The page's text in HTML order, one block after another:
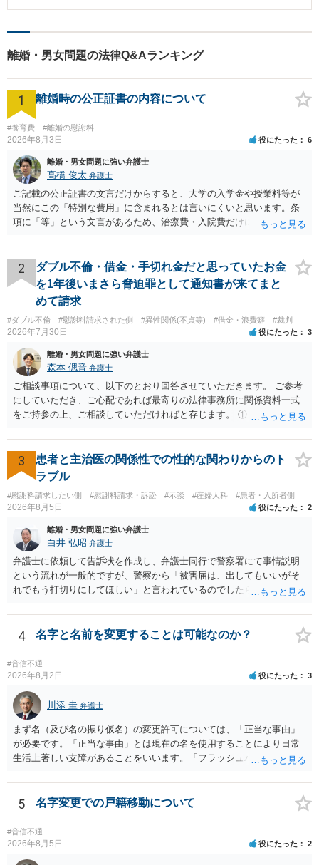
不倫慰謝料330万円を一括で支払わせることに成功。
離婚・男女問題の法律Q&Aランキング
1 離婚時の公正証書の内容について
#養育費 #離婚の慰謝料
2026年8月3日 役にたった 6
離婚・男女問題に強い弁護士
髙橋 俊太 弁護士
ご記載の公正証書の文言だけからすると、大学の入学金や授業料等が
当然にこの「特別な費用」に含まれるとは言いにくいと思います。条
項に「等」という文言があるため、治療費・入院費だけに限定される
れていますので、通常は、病気や事故によって臨時に必要となった医
療費その他これに類する特別支出を念頭に置いた条項と読むのが自然
です。したがって、大学の入学金、授業料、受験費用などの教育費に
ついてまで、「この条項があるから当然に半額を請求できる」とまで
は言いにくいと思われます。なお、通常、大学進学費用をどこまで負
担すべきかについては、離婚時の合意内容のほか、子どもの年齢、大
学進学についての父母の認識、父母の学歴・収入・資産状況、進学先
や費用などを踏まえて個別に検討することになります。公正証書の他
の条項において、養育費の終期についてどのように定められている
か、大学進学に関する定めの有無、「教育費」「進学費用」に関する
定めの有無等について確認する必要があると考えられます。
2
ダブル不倫・借金・手切れ金だと思っていたお金
を1年後いまさら脅迫罪として通知書が来てまと
めて請求
#ダブル不倫 #慰謝料請求された側 #異性関係(不貞等) #借金・浪費癖 #裁判
2026年7月30日 役にたった 3
離婚・男女問題に強い弁護士
森本 偲音 弁護士
ご相談事項について、以下のとおり回答させていただきます。 ご参考
にしていただき、ご心配であれば最寄りの法律事務所に関係資料一式
をご持参の上、ご相談していただければと存じます。 ① このLINEの
される可能性はあるのか ⇒LINEを含む１００万円の貸付に至るまでの
やり取り等の経緯、誓約書の内容等を踏まえて、関係を清算するため
の 金銭であったと評価される可能性はあると考えます。 ② 「今後一
切関与しないなら100万円振り込む」というLINEや誓約書は、裁判上
どの程度証拠価値があるのか ⇒前後のやり取りや誓約書の具体的内容
を見ない限り、具体的な判断はできませんが、一定の証拠価値はある
と考えます。 ③ 借用書があっても、後から100万円を貸付扱いに変更
することは認められるのか。 ⇒おそらく１００万円は不当利得（受け
取る正当な権利がないのに利益を取得した）として返還請求されてい
るものかと推察しますので、 貸金返還ではないかと存じます。 ④ 私
は現在、収入も不安定で貯金もなくリボ払い借金が既に約100万あり。
今年に再婚したが主人はお金に厳しい為、一括で220万円を支払う事は
困難 仮に裁判で敗訴した場合でも、分割払いになる可能性はあります
か。 ⇒判決となり敗訴してしまった場合は、強制執行により不動産等
の財産を差し押さえられ、そこから債権回収が図られることになりま
いにより支払うことも十分可能です。 ⑤ このような事情であれば、私
識を前提にすれば、１００万円も含めて返済する必要はないと考えら
れるため、 120万円のみについて交渉を続けることがベターかと存じ
ます。
3
患者と主治医の関係性での性的な関わりからのト
ラブル
#慰謝料請求したい側 #慰謝料請求・訴訟 #示談 #産婦人科 #患者・入所者側
2026年8月5日 役にたった 2
離婚・男女問題に強い弁護士
白井 弘昭 弁護士
弁護士に依頼して告訴状を作成し、弁護士同行で警察署にて事情説明
という流れが一般的ですが、警察から「被害届は、出してもいいがそ
れでもう打切りにしてほしい」と言われているのでしたら、あまり結
検察庁に訴えるのもありかもしれないですが、実際に捜査をするの
は、結局所轄だと思われますので、やはり結論は変わらないかもしれ
ないです。 一度、最寄りの「刑事に強い」とうたっている弁護士に相
談してみてはいかがでしょうか。 以上、ご参考まで。
4 名字と名前を変更することは可能なのか？
#音信不通
2026年8月2日 役にたった 3
川添 圭 弁護士
まず名（及び名の振り仮名）の変更許可については、「正当な事由」
が必要です。「正当な事由」とは現在の名を使用することにより日常
生活上著しい支障があることをいいます。「フラッシュバック」とい
きわめて重要になりますので、医師の診断書の記載が重要です（医学
的裏付けがない場合、もっぱら主観的な主張であるとして変更が許可
されません）。 診断書は単に病名の記載では足りず、その症状の発生
原因となった事実と、当該症状が医学的に裏付けられること、そして
その発生原因及び症状が現在の名を使用していることに関連している
こと、といった説明がなされているのが望ましい（むしろ必要）でし
5 名字変更での戸籍移動について
#音信不通
2026年8月5日 役にたった 2